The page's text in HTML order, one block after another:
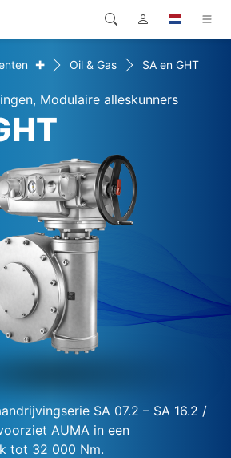
Oceaan
+ Oil & Gas SA en GHT
Modulaire alleskunners
SA 07.2 – SA 16.2 /
AUMA in een
tot 32 000 Nm.